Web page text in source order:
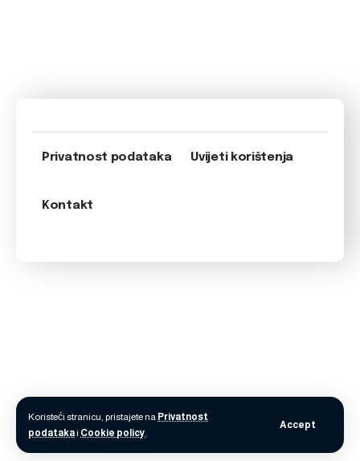
Koristeći stranicu, pristajete na Privatnost
podatakai Cookie policy.
Accept
Privatnost podataka Uvijeti korištenja
Kontakt